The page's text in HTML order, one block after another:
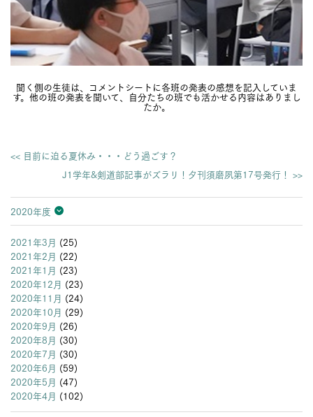
聞く側の生徒は、コメントシートに各班の発表の感想を記入していま
す。他の班の発表を聞いて、自分たちの班でも活かせる内容はありまし
たか。
<< 目前に迫る夏休み・・・どう過ごす？
J1学年&剣道部記事がズラリ！夕刊須磨夙第17号発行！ >>
2020年度
2026年度
2025年度
2024年度
2023年度
2022年度
2021年度
2020年度
2019年度
2018年度
2017年度
2016年度
2015年度
2014年度
2013年度
2021年3月 (25)
2021年2月 (22)
2021年1月 (23)
2020年12月 (23)
2020年11月 (24)
2020年10月 (29)
2020年9月 (26)
2020年8月 (30)
2020年7月 (30)
2020年6月 (59)
2020年5月 (47)
2020年4月 (102)